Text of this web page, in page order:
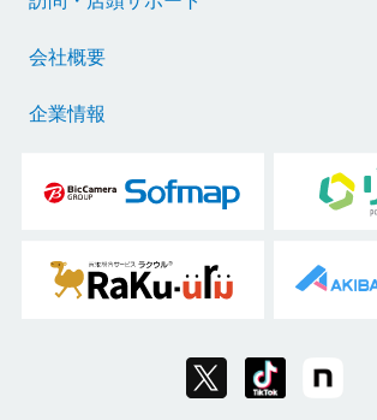
会社概要
企業情報